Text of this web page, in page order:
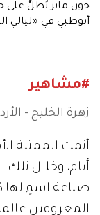
جون ماير يُطلُّ على
أبوظبي في «ليالي
#مشاهير
زهرة الخليج -
أيام، وخلال
صناعة اسمٍ لها
المعروفين